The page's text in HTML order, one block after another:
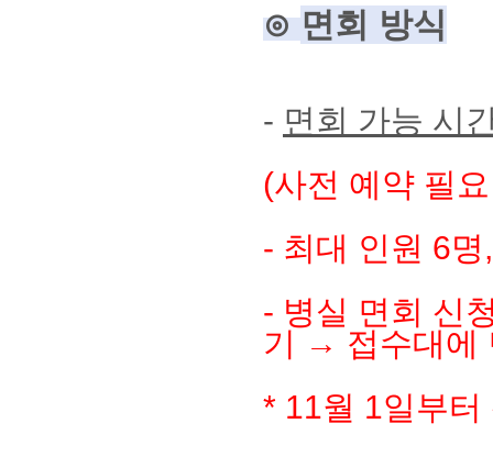
⊙ 면회 방식
- 면회 가능 시
(사전 예약 필
- 최대 인원 6명
- 병실 면회 신
기 → 접수대에
* 11월 1일부